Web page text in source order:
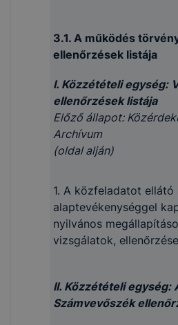
3.1. A működés
ellenőrzések listája
I. Közzétételi egység:
ellenőrzések listája
Előző állapot:
Archívum
(oldal alján)
1. A közfeladatot
alaptevékenységgel
nyilvános
vizsgálatok,
II. Közzétételi egység:
Számvevőszék